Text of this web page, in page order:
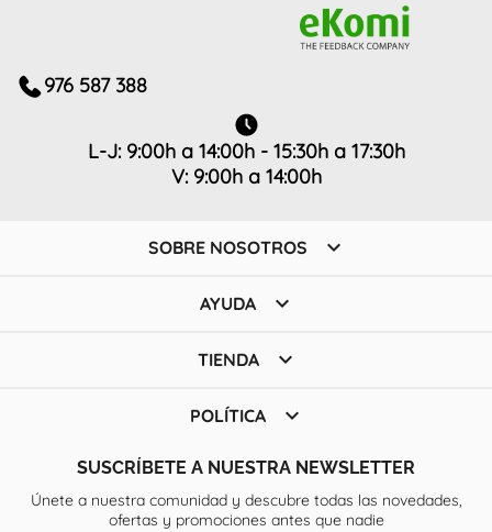
976 587 388
L-J: 9:00h a 14:00h - 15:30h a 17:30h
V: 9:00h a 14:00h
SOBRE NOSOTROS 
AYUDA 
TIENDA 
POLÍTICA 
SUSCRÍBETE A NUESTRA NEWSLETTER
Únete a nuestra comunidad y descubre todas las novedades,
ofertas y promociones antes que nadie